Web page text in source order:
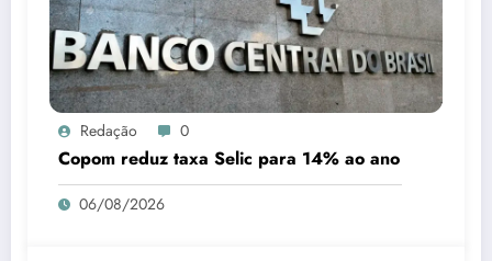
Redação 0
Copom reduz taxa Selic para 14% ao ano
06/08/2026